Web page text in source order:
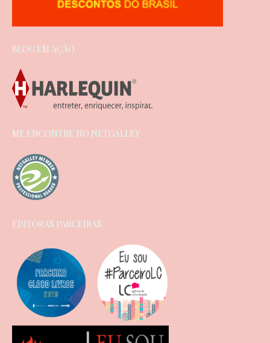
BLOG EM AÇÃO
ME ENCONTRE NO NETGALLEY
EDITORAS PARCEIRAS